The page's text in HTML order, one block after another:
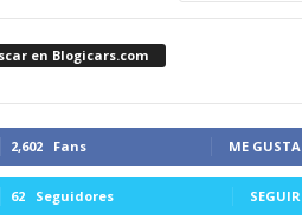
en Blogicars.com
2,602 Fans ME GUSTA
62 Seguidores SEGUIR